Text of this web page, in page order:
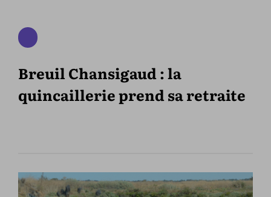
Breuil Chansigaud : la
quincaillerie prend sa retraite